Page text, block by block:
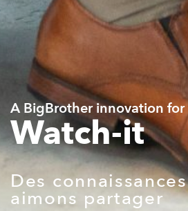
A BigBrother innovation
Watch-it
Des
aimons partager